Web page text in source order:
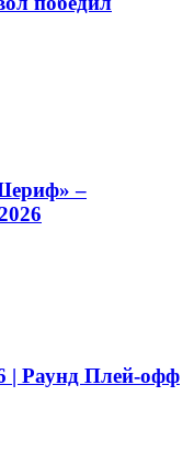
–
| Раунд Плей-офф